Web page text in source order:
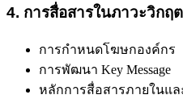
4. การสื่อสารในภาวะวิกฤต
การกำหนดโฆษกองค์กร
การพัฒนา Key Message
หลักการสื่อสารภายในแ